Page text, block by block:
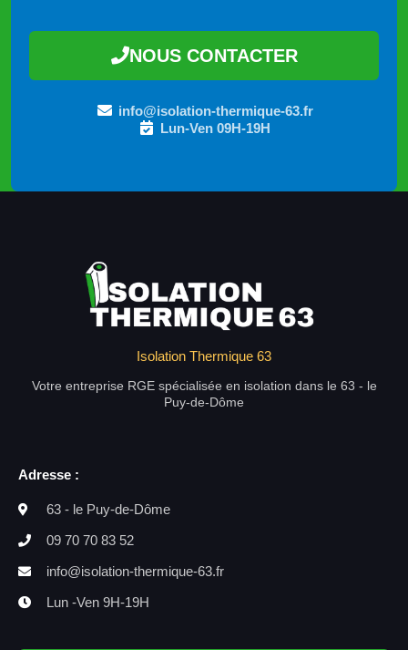
NOUS CONTACTER
info@isolation-thermique-63.fr
Lun-Ven 09H-19H
Isolation Thermique 63
Votre entreprise RGE spécialisée en isolation dans le 63 - le
Puy-de-Dôme
Adresse :
63 - le Puy-de-Dôme
09 70 70 83 52
info@isolation-thermique-63.fr
Lun -Ven 9H-19H